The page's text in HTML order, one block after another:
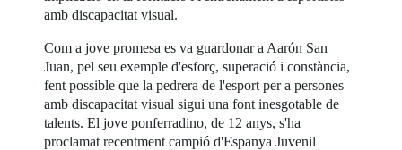
amb discapacitat visual.
Com a jove promesa es va guardonar a Aarón San
Juan, pel seu exemple d'esforç, superació i constància,
fent possible que la pedrera de l'esport per a persones
amb discapacitat visual sigui una font inesgotable de
talents. El jove ponferradino, de 12 anys, s'ha
proclamat recentment campió d'Espanya Juvenil